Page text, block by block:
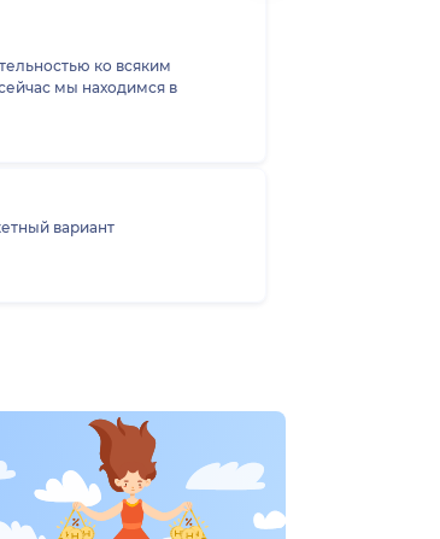
ко всяким
мы находимся в
вариант